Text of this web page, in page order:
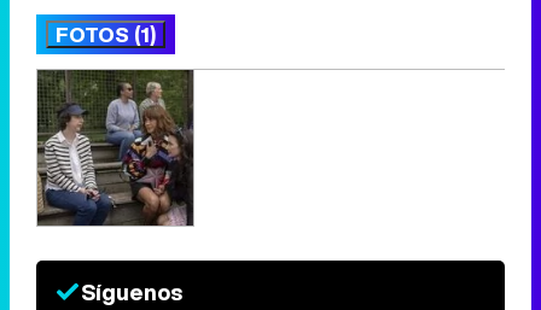
FOTOS (1)
Síguenos